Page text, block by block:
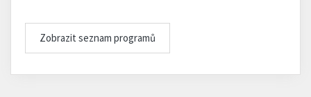
Zobrazit seznam programů